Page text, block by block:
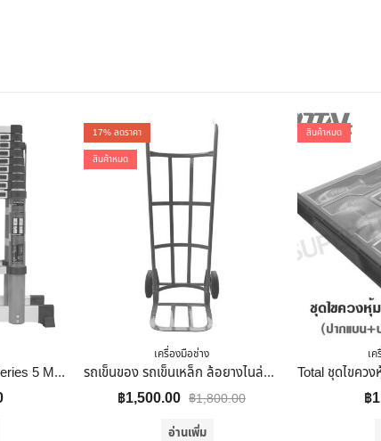
LTP Elongate รุ่น ED Series 5 M. บันไดอลูมิเนียม บันได ช่าง อเนกประสงค์ Ladder
17% ลดราคา
สินค้าหมด
เครื่องมือช่าง
รถเข็นของ รถเข็นเหล็ก ล้อยางไนล่อนแท้ 100% สีฟ้า แบบตรง
฿1,500.00 ฿1,800.00
อ่านเพิ่ม
สินค้าหมด
เ
฿